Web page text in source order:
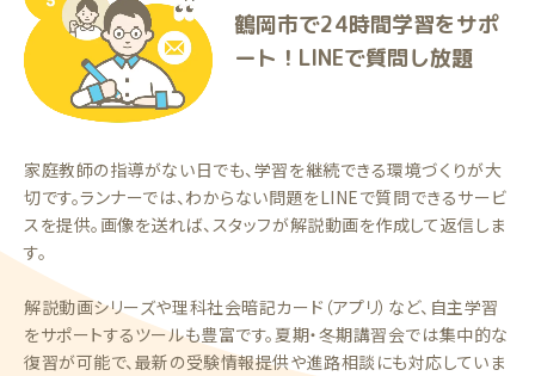
鶴岡市で24時間学習をサポ
ート！LINEで質問し放題
家庭教師の指導がない日でも、学習を継続できる環境づくりが大
切です。ランナーでは、わからない問題をLINEで質問できるサービ
スを提供。画像を送れば、スタッフが解説動画を作成して返信しま
す。
解説動画シリーズや理科社会暗記カード（アプリ）など、自主学習
をサポートするツールも豊富です。夏期・冬期講習会では集中的な
復習が可能で、最新の受験情報提供や進路相談にも対応していま